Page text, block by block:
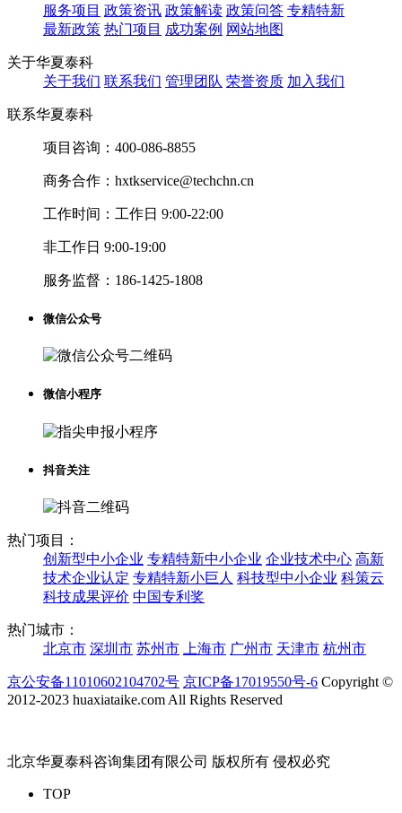
服务项目 政策资讯 政策解读 政策问答 专精特新
最新政策 热门项目 成功案例 网站地图
关于华夏泰科
关于我们 联系我们 管理团队 荣誉资质 加入我们
联系华夏泰科
项目咨询： 400-086-8855
商务合作： hxtkservice@techchn.cn
工作时间： 工作日 9:00-22:00
非工作日 9:00-19:00
服务监督： 186-1425-1808
微信公众号
微信小程序
抖音关注
热门项目：
创新型中小企业 专精特新中小企业 企业技术中心 高新
技术企业认定 专精特新小巨人 科技型中小企业 科策云
科技成果评价 中国专利奖
热门城市：
北京市 深圳市 苏州市 上海市 广州市 天津市 杭州市
京公安备11010602104702号 京ICP备17019550号-6 Copyright ©
2012-2023 huaxiataike.com All Rights Reserved
北京华夏泰科咨询集团有限公司 版权所有 侵权必究
TOP